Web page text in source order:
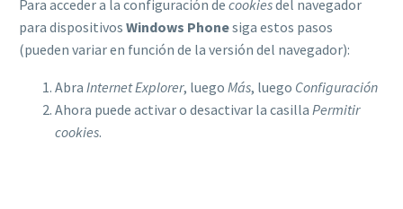
Para acceder a la configuración de cookiesdel navegador
para dispositivos Windows Phonesiga estos pasos
(pueden variar en función de la versión del navegador):
Abra Internet Explorer, luego Más, luego Configuración
Ahora puede activar o desactivar la casilla Permitir
cookies.